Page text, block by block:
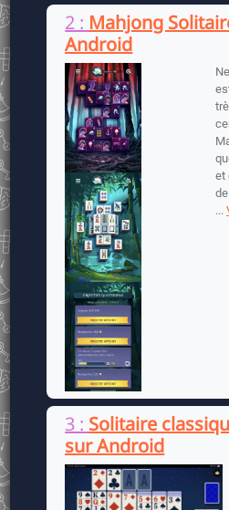
2 : Mahjong
Android
et
...
3 : Solitaire
sur Android